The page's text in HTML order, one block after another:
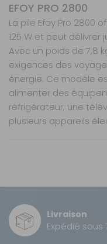
EFOY PRO 2800
La pile Efoy Pro 2800
125 W et peut délivrer
Avec un poids de 7,8
exigences des
énergie. Ce modèle
alimenter des
réfrigérateur, une
plusieurs appareils
Autres spécificités
Technologie
DPD Relais
5,99 €
Livraison
Expédié sous